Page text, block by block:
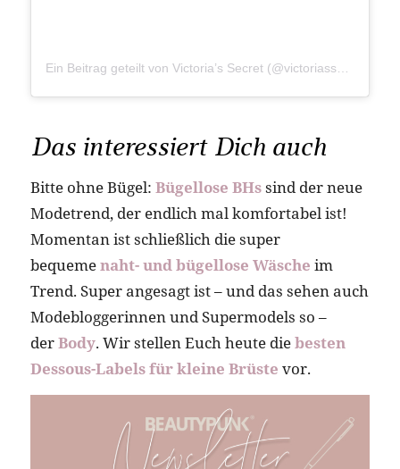
Ein Beitrag geteilt von Victoria’s Secret (@victoriassecret)
Das interessiert Dich auch
Bitte ohne Bügel: Bügellose BHssind der neue
Modetrend, der endlich mal komfortabel ist!
Momentan ist schließlich die super
bequemenaht- und bügellose Wäsche im
Trend. Super angesagt ist – und das sehen auch
Modebloggerinnen und Supermodels so –
derBody. Wir stellen Euch heute diebesten
Dessous-Labels für kleine Brüste vor.